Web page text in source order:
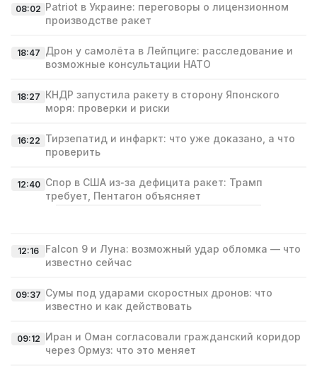
08:02 Patriot в Украине: переговоры о лицензионном
производстве ракет
18:47 Дрон у самолёта в Лейпциге: расследование и
возможные консультации НАТО
18:27 КНДР запустила ракету в сторону Японского
моря: проверки и риски
16:22 Тирзепатид и инфаркт: что уже доказано, а что
проверить
12:40 Спор в США из‑за дефицита ракет: Трамп
требует, Пентагон объясняет
12:16
Falcon 9 и Луна: возможный удар обломка — что
известно сейчас
09:37 Сумы под ударами скоростных дронов: что
известно и как действовать
09:12 Иран и Оман согласовали гражданский коридор
через Ормуз: что это меняет